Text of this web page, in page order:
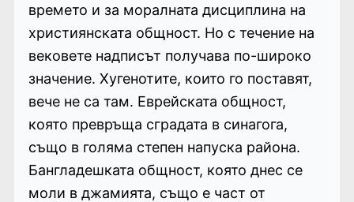
времето и за моралната дисциплина на
християнската общност. Но с течение на
вековете надписът получава по-широко
значение. Хугенотите, които го поставят,
вече не са там. Еврейската общност,
която превръща сградата в синагога,
също в голяма степен напуска района.
Бангладешката общност, която днес се
моли в джамията, също е част от